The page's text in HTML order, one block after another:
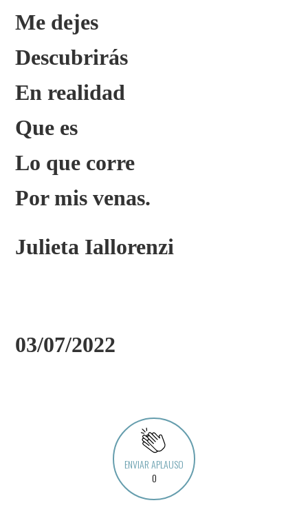
Me dejes
Descubrirás
En realidad
Que es
Lo que corre
Por mis venas.
Julieta Iallorenzi
03/07/2022
ENVIAR APLAUSO
0